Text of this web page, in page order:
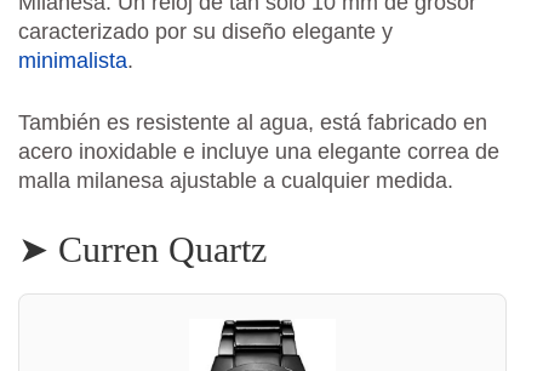
caracterizado por su diseño elegante y
minimalista.
También es resistente al agua, está fabricado en
acero inoxidable e incluye una elegante correa de
malla milanesa ajustable a cualquier medida.
➤ Curren Quartz